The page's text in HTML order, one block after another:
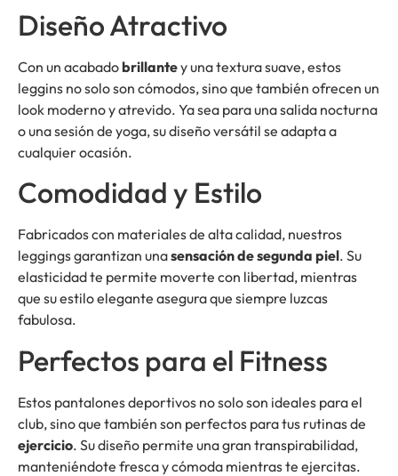
Diseño Atractivo
Con un acabadobrillantey una textura suave, estos
leggins no solo son cómodos, sino que también ofrecen un
look moderno y atrevido. Ya sea para una salida nocturna
o una sesión de yoga, su diseño versátil se adapta a
cualquier ocasión.
Comodidad y Estilo
Fabricados con materiales de alta calidad, nuestros
leggings garantizan unasensación de segunda piel. Su
elasticidad te permite moverte con libertad, mientras
que su estilo elegante asegura que siempre luzcas
fabulosa.
Perfectos para el Fitness
Estos pantalones deportivos no solo son ideales para el
club, sino que también son perfectos para tus rutinas de
ejercicio. Su diseño permite una gran transpirabilidad,
manteniéndote fresca y cómoda mientras te ejercitas.